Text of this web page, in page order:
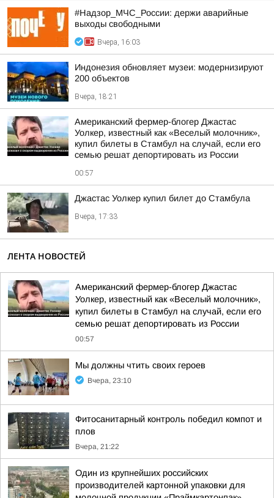
#Надзор_МЧС_России: держи аварийные
выходы свободными
Вчера, 16:03
Индонезия обновляет музеи: модернизируют
200 объектов
Вчера, 18:21
Американский фермер-блогер Джастас
Уолкер, известный как «Веселый молочник»,
купил билеты в Стамбул на случай, если его
семью решат депортировать из России
00:57
Джастас Уолкер купил билет до Стамбула
Вчера, 17:33
ЛЕНТА НОВОСТЕЙ
Американский фермер-блогер Джастас
Уолкер, известный как «Веселый молочник»,
купил билеты в Стамбул на случай, если его
семью решат депортировать из России
00:57
Мы должны чтить своих героев
Вчера, 23:10
Фитосанитарный контроль победил компот и
плов
Вчера, 21:22
Один из крупнейших российских
производителей картонной упаковки для